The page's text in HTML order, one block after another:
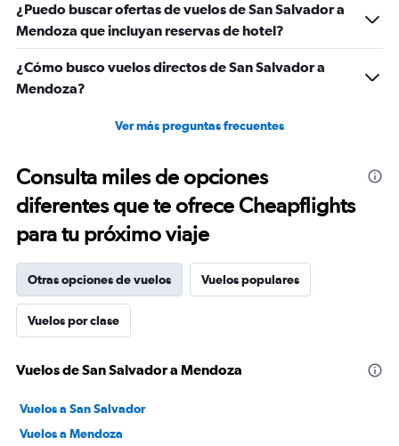
¿Puedo buscar ofertas de vuelos de San Salvador a
Mendoza que incluyan reservas de hotel?
¿Cómo busco vuelos directos de San Salvador a
Mendoza?
Ver más preguntas frecuentes
Consulta miles de opciones
diferentes que te ofrece Cheapflights
para tu próximo viaje
Otras opciones de vuelos Vuelos populares
Vuelos por clase
Vuelos de San Salvador a Mendoza
Vuelos a San Salvador
Vuelos a Mendoza